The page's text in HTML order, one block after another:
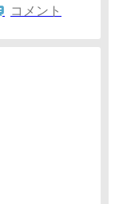
コメント